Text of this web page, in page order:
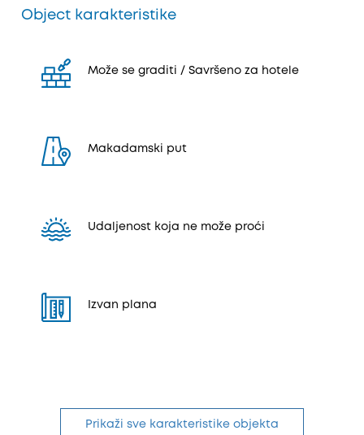
Object karakteristike
Može se graditi / Savršeno za hotele
Makadamski put
Udaljenost koja ne može proći
Izvan plana
Prikaži sve karakteristike objekta